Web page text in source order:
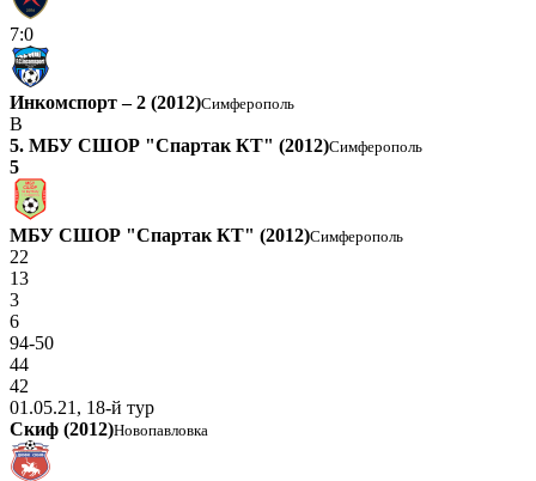
7:0
Инкомспорт – 2 (2012)Симферополь
В
5. МБУ СШОР "Спартак КТ" (2012)Симферополь
5
МБУ СШОР "Спартак КТ" (2012)Симферополь
22
13
3
6
94-50
44
42
01.05.21, 18-й тур
Скиф (2012)Новопавловка